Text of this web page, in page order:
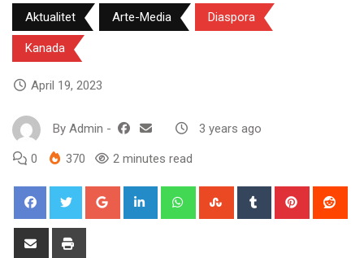
Aktualitet Arte-Media Diaspora
Kanada
April 19, 2023
By Admin - 3 years ago
0 370 2 minutes read
Google+ LinkedIn WhatsappStumbleUpon
Tumblr Pinterest
Share